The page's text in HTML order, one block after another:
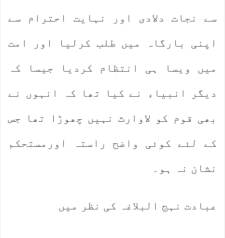
سے نجات دلادی اور نہایت احترام سے
اپنی بارگاہ میں طلب کرلیا اور امت
میں ویسا ہی انتظام کردیا جیسا کہ
دیگر انبیاء نے کیا تھا کہ انہوں نے
بھی قوم کو لاوارث نہیں چھوڑا تھا جس
کے لئے کوئی واضح راستہ اورمستحکم
نشان نہ ہو۔
عبادت نہج البلاغہ کی نظر میں